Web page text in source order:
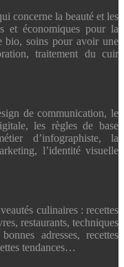
concerne la beauté et les
et économiques pour la
bio, soins pour avoir une
traitement du cuir
de communication, le
les règles de base
d’infographiste, la
l’identité visuelle
culinaires : recettes
restaurants, techniques
adresses, recettes
tendances…